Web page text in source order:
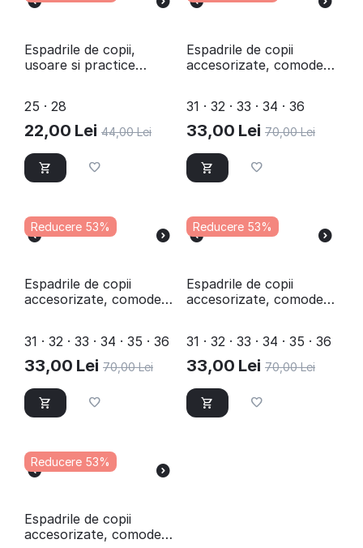
​Espadrile de copii,
usoare si practice
25 · 28
22,00 Lei 44,00 Lei
Espadrile de copii
accesorizate, comode
31 · 32 · 33 · 34 · 36
33,00 Lei 70,00 Lei
Reducere 53%
Espadrile de copii
accesorizate, comode
31 · 32 · 33 · 34 · 35 · 36
33,00 Lei 70,00 Lei
Reducere 53%
Espadrile de copii
accesorizate, comode
31 · 32 · 33 · 34 · 35 · 36
33,00 Lei 70,00 Lei
Reducere 53%
Espadrile de copii
accesorizate, comode